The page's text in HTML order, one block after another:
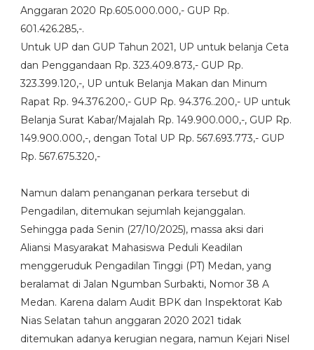
Anggaran 2020 Rp.605.000.000,- GUP Rp.
601.426.285,-.
Untuk UP dan GUP Tahun 2021, UP untuk belanja Ceta
dan Penggandaan Rp. 323.409.873,- GUP Rp.
323.399.120,-, UP untuk Belanja Makan dan Minum
Rapat Rp. 94.376.200,- GUP Rp. 94.376..200,- UP untuk
Belanja Surat Kabar/Majalah Rp. 149.900.000,-, GUP Rp.
149.900.000,-, dengan Total UP Rp. 567.693.773,- GUP
Rp. 567.675.320,-
Namun dalam penanganan perkara tersebut di
Pengadilan, ditemukan sejumlah kejanggalan.
Sehingga pada Senin (27/10/2025), massa aksi dari
Aliansi Masyarakat Mahasiswa Peduli Keadilan
menggeruduk Pengadilan Tinggi (PT) Medan, yang
beralamat di Jalan Ngumban Surbakti, Nomor 38 A
Medan. Karena dalam Audit BPK dan Inspektorat Kab
Nias Selatan tahun anggaran 2020 2021 tidak
ditemukan adanya kerugian negara, namun Kejari Nisel